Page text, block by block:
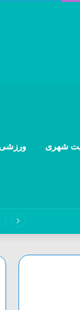
شهری
است